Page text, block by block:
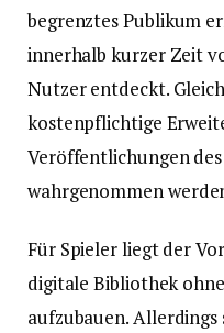
begrenztes Publikum
innerhalb kurzer Zeit
Nutzer entdeckt.
kostenpflichtige
Veröffentlichungen
wahrgenommen
Für Spieler liegt der
digitale Bibliothek
aufzubauen. Allerdings